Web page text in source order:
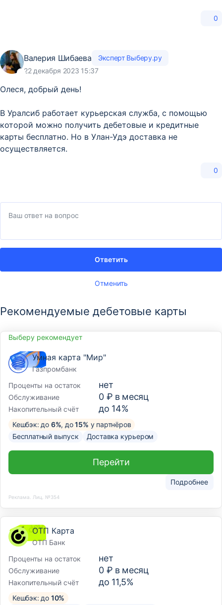
0
Валерия Шибаева
Эксперт Выберу.ру
22 декабря 2023 15:37
Олеся, добрый день!
В Уралсиб работает курьерская служба, с помощью
которой можно получить дебетовые и кредитные
карты бесплатно. Но в Улан-Удэ доставка не
осуществляется.
0
Отменить
Ответить
Рекомендуемые дебетовые карты
Выберу рекомендует
Умная карта "Мир"
Газпромбанк
Проценты на остаток
нет
Обслуживание 0 ₽ в месяц
Накопительный счёт до 14%
Кешбэк: до 6%, до15% у партнёров
Бесплатный выпуск
Доставка курьером
Подробнее
Перейти
Реклама. Лиц. №354
ОТП Карта
ОТП Банк
Проценты на остаток
нет
Обслуживание 0 ₽ в месяц
Накопительный счёт до 11,5%
Кешбэк: до 10%